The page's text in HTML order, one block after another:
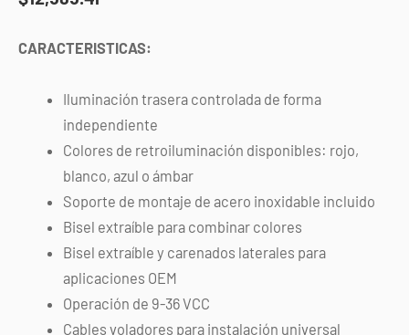
CARACTERISTICAS:
Iluminación trasera controlada de forma
independiente
Colores de retroiluminación disponibles: rojo,
blanco, azul o ámbar
Soporte de montaje de acero inoxidable incluido
Bisel extraíble para combinar colores
Bisel extraíble y carenados laterales para
aplicaciones OEM
Operación de 9-36 VCC
Cables voladores para instalación universal